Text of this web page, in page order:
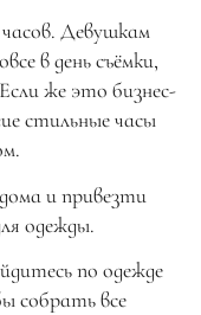
Девушкам
в день съёмки,
же это бизнес-
стильные часы
и привезти
одежды.
по одежде
собрать все